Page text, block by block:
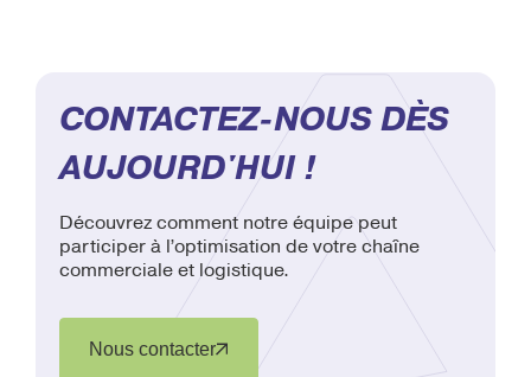
CONTACTEZ-NOUS DÈS
AUJOURD'HUI !
Découvrez comment notre équipe peut
participer à l’optimisation de votre chaîne
commerciale et logistique.
Nous contacter